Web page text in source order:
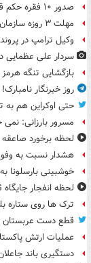
صدور ۱۰ فقره حکم قصاص برای «کلثوم اکبری»
مهلت ۳ روزه سازمان بورس به هلدینگ خلیج فارس
وکیل ترامپ در
سردار علی عظمایی
بازگشایی تنگه
روز خبرنگار نامبارک!
حتی اوکراین هم به
مسرور بارزانی:
لحظه برخورد صاعقه
هشدار نسبت به
خوشبینی بارسلونا
لحظه انفجار جایگاه CNG "صحنه" در دوربین مداربسته
ترک ها روی ستاره
قطع دست عربستان
عملیات ارتش پاکستان در
دستگیری باند